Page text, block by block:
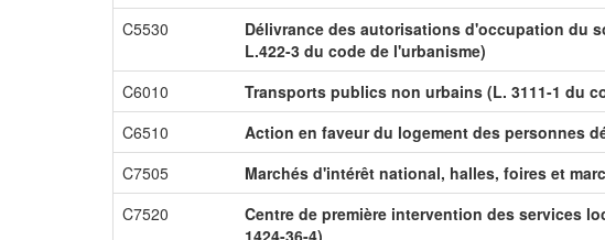
C5530
Délivrance des autorisations d'occupation du
L.422-3 du code de l'urbanisme)
C6010 Transports publics non urbains (L. 3111-1 du
C6510 Action en faveur du logement des personnes
C7505 Marchés d'intérêt national, halles, foires et
C7520
Centre de première intervention des services
1424-36-4)